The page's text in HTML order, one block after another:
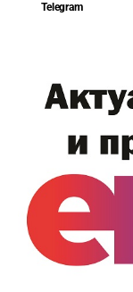
Telegram